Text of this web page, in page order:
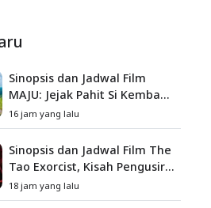
Sinopsis dan Jadwal Film
MAJU: Jejak Pahit Si Kembang
Gula, Misteri Hilangnya
Bagas di Lokasi Jambore
16 jam yang lalu
Sinopsis dan Jadwal Film The
Tao Exorcist, Kisah Pengusir
Setan Melawan Kutukan
Mematikan
18 jam yang lalu